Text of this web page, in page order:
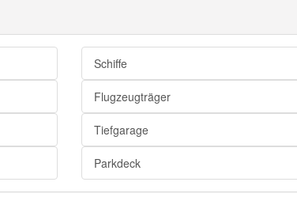
Schiffe
Flugzeugträger
Tiefgarage
Parkdeck